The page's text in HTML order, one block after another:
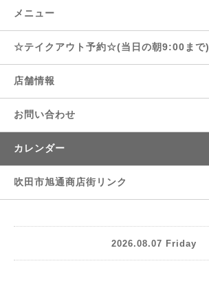
メニュー
☆テイクアウト予約☆(当日の朝9:00まで)
店舗情報
お問い合わせ
カレンダー
吹田市旭通商店街リンク
2026.08.07 Friday